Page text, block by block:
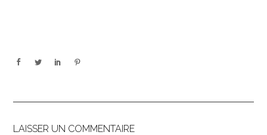
LAISSER UN COMMENTAIRE